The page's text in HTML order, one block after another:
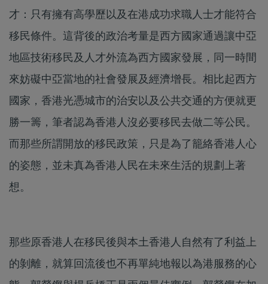
才：只有擁有高學歷以及在港成功求職人士才能符合
移民條件。這背後的政治考量是西方國家通過讓中亞
地區技術移民及人才外流為西方國家發展，同一時間
來妨礙中亞當地的社會發展及經濟增長。相比起西方
國家，香港光憑城市的治安以及公共交通的方便就更
勝一籌，筆者認為香港人沒必要移民去做二等公民。
而那些所謂開放的移民政策，只是為了籠絡香港人心
的姿態，並未真為香港人民在未來生活的規劃上著
想。
那些原香港人在移民後與本土香港人自然有了利益上
的剝離，就算回流後也不再單純地報以為港服務的心